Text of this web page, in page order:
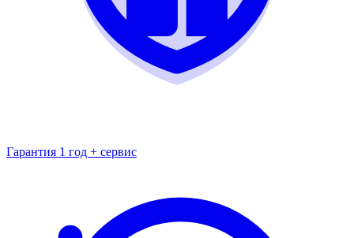
Гарантия 1 год + сервис